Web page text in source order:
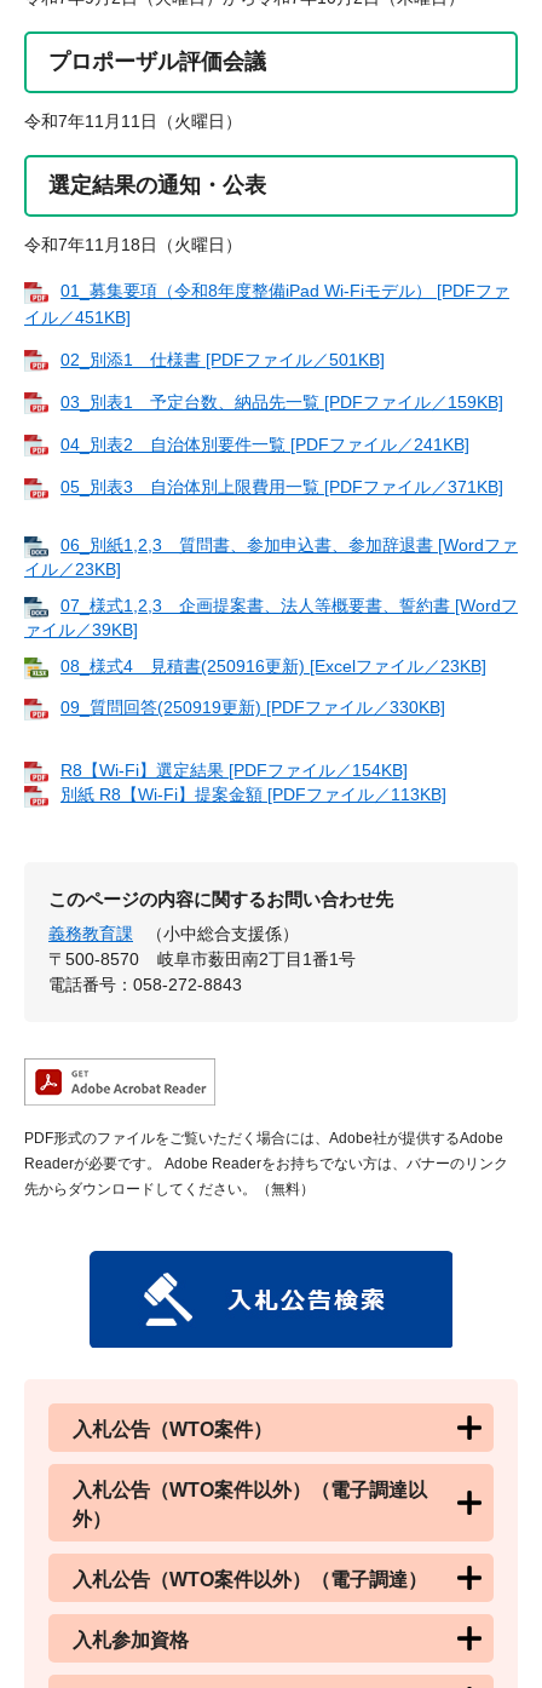
プロポーザル評価会議
令和7年11月11日（火曜日）
選定結果の通知・公表
令和7年11月18日（火曜日）
01_募集要項（令和8年度整備iPad Wi-Fiモデル） [PDFファ
イル／451KB]
02_別添1 仕様書 [PDFファイル／501KB]
03_別表1 予定台数、納品先一覧 [PDFファイル／159KB]
04_別表2 自治体別要件一覧 [PDFファイル／241KB]
05_別表3 自治体別上限費用一覧 [PDFファイル／371KB]
06_別紙1,2,3 質問書、参加申込書、参加辞退書 [Wordファ
イル／23KB]
07_様式1,2,3 企画提案書、法人等概要書、誓約書 [Wordフ
ァイル／39KB]
08_様式4 見積書(250916更新) [Excelファイル／23KB]
09_質問回答(250919更新) [PDFファイル／330KB]
R8【Wi-Fi】選定結果 [PDFファイル／154KB]
別紙 R8【Wi-Fi】提案金額 [PDFファイル／113KB]
このページの内容に関するお問い合わせ先
義務教育課
（小中総合支援係）
〒500-8570
岐阜市薮田南2丁目1番1号
電話番号：058-272-8843
PDF形式のファイルをご覧いただく場合には、Adobe社が提供するAdobe
Readerが必要です。
Adobe Readerをお持ちでない方は、バナーのリンク
先からダウンロードしてください。（無料）
入札公告（WTO案件）
入札公告（WTO案件以外）（電子調達以
外）
入札公告（WTO案件以外）（電子調達）
入札参加資格